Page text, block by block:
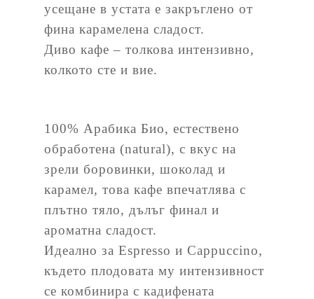
усещане в устата е закръглено от
фина карамелена сладост.
Диво кафе – толкова интензивно,
колкото сте и вие.
100% Арабика Био, естествено
обработена (natural), с вкус на
зрели боровинки, шоколад и
карамел, това кафе впечатлява с
плътно тяло, дълъг финал и
ароматна сладост.
Идеално за Espresso и Cappuccino,
където плодовата му интензивност
се комбинира с кадифената